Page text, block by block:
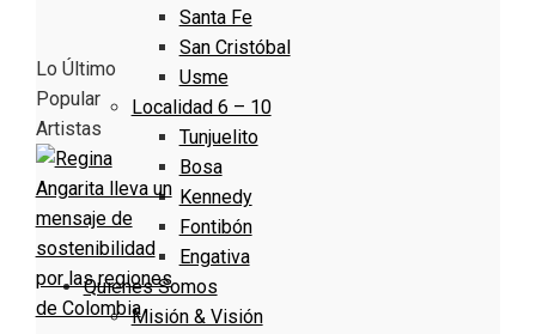
Santa Fe
San Cristóbal
Usme
Localidad 6 – 10
Tunjuelito
Bosa
Kennedy
Fontibón
Engativa
Quienes Somos
Misión & Visión
Lo Último
Popular
Artistas